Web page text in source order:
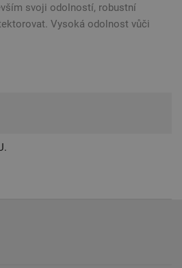
svoji odolností, robustní
Vysoká odolnost vůči